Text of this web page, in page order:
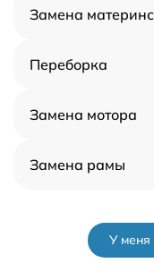
Замена
Переборка
Замена мотора
Замена рамы
У меня